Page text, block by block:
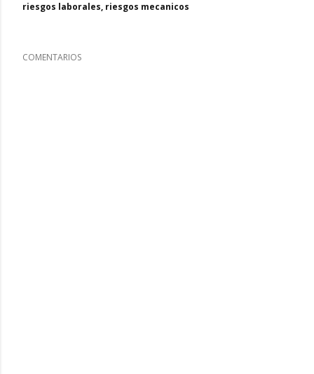
riesgos laborales riesgos mecanicos
COMENTARIOS